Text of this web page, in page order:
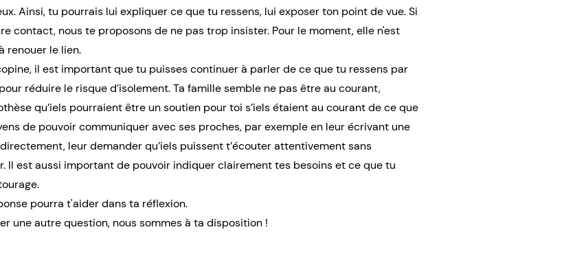
Ainsi, tu pourrais lui expliquer ce que tu ressens, lui exposer ton point de vue. Si
contact, nous te proposons de ne pas trop insister. Pour le moment, elle n'est
renouer le lien.
il est important que tu puisses continuer à parler de ce que tu ressens par
réduire le risque d’isolement. Ta famille semble ne pas être au courant,
qu’iels pourraient être un soutien pour toi s’iels étaient au courant de ce que
de pouvoir communiquer avec ses proches, par exemple en leur écrivant une
leur demander qu’iels puissent t’écouter attentivement sans
Il est aussi important de pouvoir indiquer clairement tes besoins et ce que tu
pourra t'aider dans ta réflexion.
une autre question, nous sommes à ta disposition !